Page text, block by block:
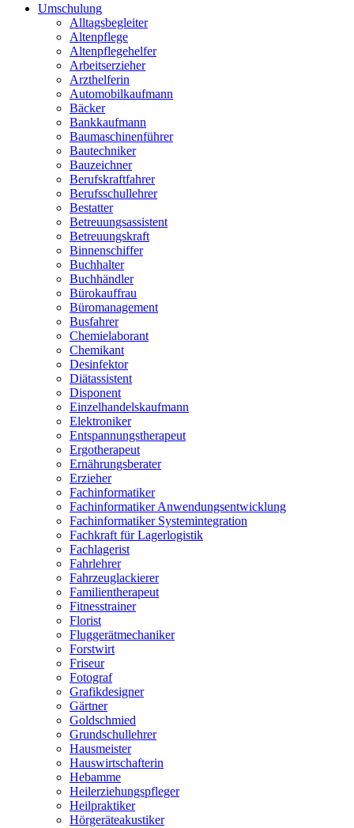
Umschulung
Alltagsbegleiter
Altenpflege
Altenpflegehelfer
Arbeitserzieher
Arzthelferin
Automobilkaufmann
Bäcker
Bankkaufmann
Baumaschinenführer
Bautechniker
Bauzeichner
Berufskraftfahrer
Berufsschullehrer
Bestatter
Betreuungsassistent
Betreuungskraft
Binnenschiffer
Buchhalter
Buchhändler
Bürokauffrau
Büromanagement
Busfahrer
Chemielaborant
Chemikant
Desinfektor
Diätassistent
Disponent
Einzelhandelskaufmann
Elektroniker
Entspannungstherapeut
Ergotherapeut
Ernährungsberater
Erzieher
Fachinformatiker
Fachinformatiker Anwendungsentwicklung
Fachinformatiker Systemintegration
Fachkraft für Lagerlogistik
Fachlagerist
Fahrlehrer
Fahrzeuglackierer
Familientherapeut
Fitnesstrainer
Florist
Fluggerätmechaniker
Forstwirt
Friseur
Fotograf
Grafikdesigner
Gärtner
Goldschmied
Grundschullehrer
Hausmeister
Hauswirtschafterin
Hebamme
Heilerziehungspfleger
Heilpraktiker
Hörgeräteakustiker